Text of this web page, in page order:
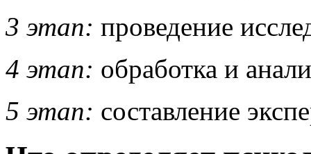
3 этап: проведение
4 этап: обработка и
5 этап: составление